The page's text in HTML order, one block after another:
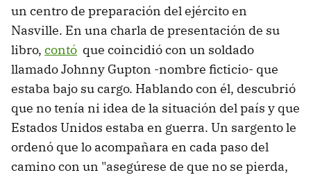
un centro de preparación del ejército en
Nasville. En una charla de presentación de su
libro, contó que coincidió con un soldado
llamado Johnny Gupton -nombre ficticio- que
estaba bajo su cargo. Hablando con él, descubrió
que no tenía ni idea de la situación del país y que
Estados Unidos estaba en guerra. Un sargento le
ordenó que lo acompañara en cada paso del
camino con un "asegúrese de que no se pierda,